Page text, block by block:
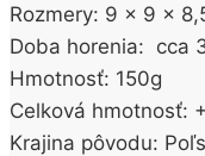
Rozmery: 9 x 9 x
Doba horenia: cca
Hmotnosť: 150g
Celková hmotnosť:
Krajina pôvodu: